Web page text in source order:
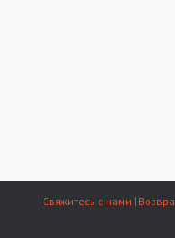
Свяжитесь с нами